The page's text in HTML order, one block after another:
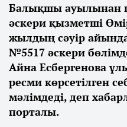
Балықшы ауылынан
әскери қызметші
жылдың сәуір
№5517 әскери
Айна Есбергенова
ресми көрсетілген
мәлімдеді, деп
порталы.